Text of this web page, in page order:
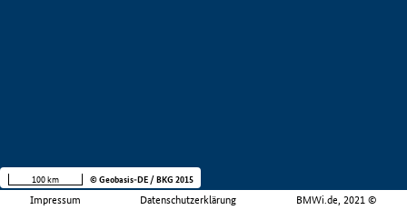
Impressum Datenschutzerklärung BMWi.de, 2021 ©
100 km © Geobasis-DE / BKG 2015